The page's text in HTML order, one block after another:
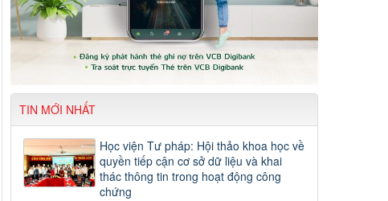
TIN MỚI NHẤT
Học viện Tư pháp: Hội thảo khoa học về
quyền tiếp cận cơ sở dữ liệu và khai
thác thông tin trong hoạt động công
chứng